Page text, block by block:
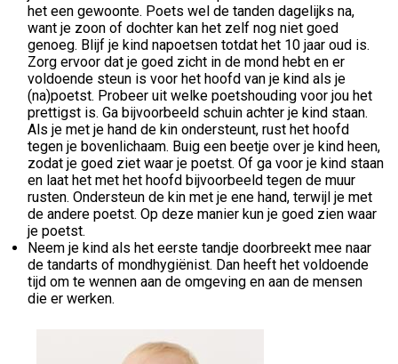
het een gewoonte. Poets wel de tanden dagelijks na,
want je zoon of dochter kan het zelf nog niet goed
genoeg. Blijf je kind napoetsen totdat het 10 jaar oud is.
Zorg ervoor dat je goed zicht in de mond hebt en er
voldoende steun is voor het hoofd van je kind als je
(na)poetst. Probeer uit welke poetshouding voor jou het
prettigst is. Ga bijvoorbeeld schuin achter je kind staan.
Als je met je hand de kin ondersteunt, rust het hoofd
tegen je bovenlichaam. Buig een beetje over je kind heen,
zodat je goed ziet waar je poetst. Of ga voor je kind staan
en laat het met het hoofd bijvoorbeeld tegen de muur
rusten. Ondersteun de kin met je ene hand, terwijl je met
de andere poetst. Op deze manier kun je goed zien waar
je poetst.
Neem je kind als het eerste tandje doorbreekt mee naar
de tandarts of mondhygiënist. Dan heeft het voldoende
tijd om te wennen aan de omgeving en aan de mensen
die er werken.